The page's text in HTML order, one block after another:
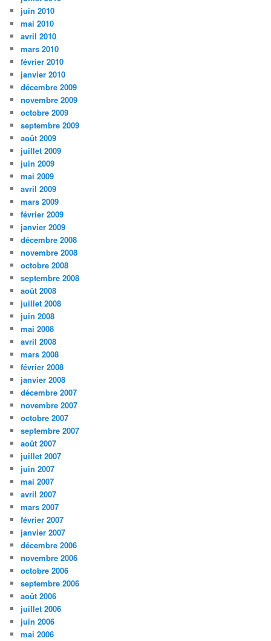
juin 2010
mai 2010
avril 2010
mars 2010
février 2010
janvier 2010
décembre 2009
novembre 2009
octobre 2009
septembre 2009
août 2009
juillet 2009
juin 2009
mai 2009
avril 2009
mars 2009
février 2009
janvier 2009
décembre 2008
novembre 2008
octobre 2008
septembre 2008
août 2008
juillet 2008
juin 2008
mai 2008
avril 2008
mars 2008
février 2008
janvier 2008
décembre 2007
novembre 2007
octobre 2007
septembre 2007
août 2007
juillet 2007
juin 2007
mai 2007
avril 2007
mars 2007
février 2007
janvier 2007
décembre 2006
novembre 2006
octobre 2006
septembre 2006
août 2006
juillet 2006
juin 2006
mai 2006